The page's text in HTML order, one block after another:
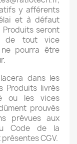
y afférents
et à défaut
seront
de tout vice
pourra être
dans les
Produits livrés
ou les vices
prouvés
prévues aux
Code de la
CGV.